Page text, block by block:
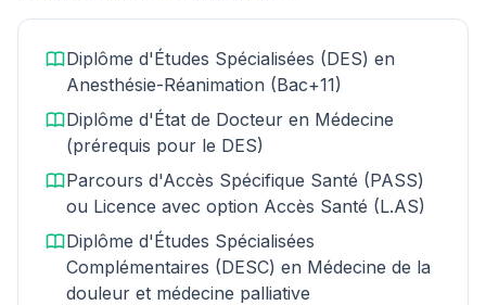
Diplôme d'Études Spécialisées (DES) en
Anesthésie-Réanimation (Bac+11)
Diplôme d'État de Docteur en Médecine
(prérequis pour le DES)
Parcours d'Accès Spécifique Santé (PASS)
ou Licence avec option Accès Santé (L.AS)
Diplôme d'Études Spécialisées
Complémentaires (DESC) en Médecine de la
douleur et médecine palliative